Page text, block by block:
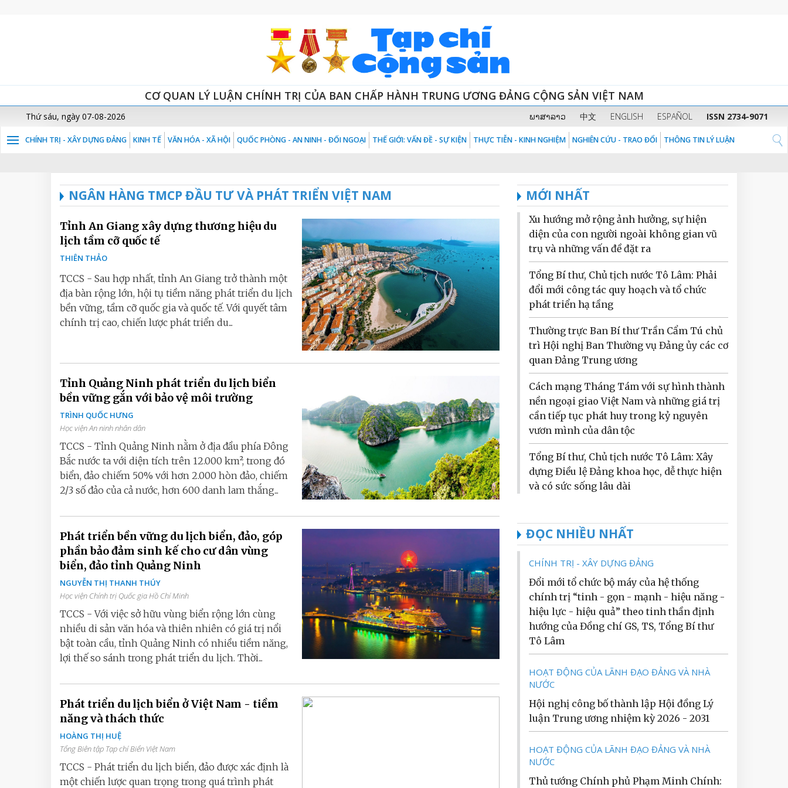
CƠ QUAN LÝ LUẬN CHÍNH TRỊ CỦA BAN CHẤP HÀNH TRUNG ƯƠNG ĐẢNG CỘNG SẢN VIỆT NAM
Thứ sáu, ngày 07-08-2026 ພາສາລາວ 中文 ENGLISH ESPAÑOL ISSN 2734-9071
CHÍNH TRỊ - XÂY DỰNG ĐẢNG KINH TẾ VĂN HÓA - XÃ HỘI QUỐC PHÒNG - AN NINH - ĐỐI NGOẠI THẾ GIỚI: VẤN ĐỀ - SỰ KIỆN THỰC TIỄN - KINH NGHIỆM NGHIÊN CỨU - TRAO ĐỔI THÔNG TIN LÝ LUẬN
NGÂN HÀNG TMCP ĐẦU TƯ VÀ PHÁT TRIỂN VIỆT NAM
Tỉnh An Giang xây dựng thương hiệu du
lịch tầm cỡ quốc tế
THIÊN THẢO
TCCS - Sau hợp nhất, tỉnh An Giang trở thành một
địa bàn rộng lớn, hội tụ tiềm năng phát triển du lịch
bền vững, tầm cỡ quốc gia và quốc tế. Với quyết tâm
chính trị cao, chiến lược phát triển du...
Tỉnh Quảng Ninh phát triển du lịch biển
bền vững gắn với bảo vệ môi trường
TRÌNH QUỐC HƯNG
Học viện An ninh nhân dân
TCCS - Tỉnh Quảng Ninh nằm ở địa đầu phía Đông
Bắc nước ta với diện tích trên 12.000 km², trong đó
biển, đảo chiếm 50% với hơn 2.000 hòn đảo, chiếm
2/3 số đảo của cả nước, hơn 600 danh lam thắng...
Phát triển bền vững du lịch biển, đảo, góp
phần bảo đảm sinh kế cho cư dân vùng
biển, đảo tỉnh Quảng Ninh
NGUYỄN THỊ THANH THÚY
Học viện Chính trị Quốc gia Hồ Chí Minh
TCCS - Với việc sở hữu vùng biển rộng lớn cùng
nhiều di sản văn hóa và thiên nhiên có giá trị nổi
bật toàn cầu, tỉnh Quảng Ninh có nhiều tiềm năng,
lợi thế so sánh trong phát triển du lịch. Thời...
Phát triển du lịch biển ở Việt Nam - tiềm
năng và thách thức
HOÀNG THỊ HUỆ
Tổng Biên tập Tạp chí Biển Việt Nam
TCCS - Phát triển du lịch biển, đảo được xác định là
một chiến lược quan trọng trong quá trình phát
MỚI NHẤT
Xu hướng mở rộng ảnh hưởng, sự hiện
diện của con người ngoài không gian vũ
trụ và những vấn đề đặt ra
Tổng Bí thư, Chủ tịch nước Tô Lâm: Phải
đổi mới công tác quy hoạch và tổ chức
phát triển hạ tầng
Thường trực Ban Bí thư Trần Cẩm Tú chủ
trì Hội nghị Ban Thường vụ Đảng ủy các cơ
quan Đảng Trung ương
Cách mạng Tháng Tám với sự hình thành
nền ngoại giao Việt Nam và những giá trị
cần tiếp tục phát huy trong kỷ nguyên
vươn mình của dân tộc
Tổng Bí thư, Chủ tịch nước Tô Lâm: Xây
dựng Điều lệ Đảng khoa học, dễ thực hiện
và có sức sống lâu dài
ĐỌC NHIỀU NHẤT
CHÍNH TRỊ - XÂY DỰNG ĐẢNG
Đổi mới tổ chức bộ máy của hệ thống
chính trị “tinh - gọn - mạnh - hiệu năng -
hiệu lực - hiệu quả” theo tinh thần định
hướng của Đồng chí GS, TS, Tổng Bí thư
Tô Lâm
HOẠT ĐỘNG CỦA LÃNH ĐẠO ĐẢNG VÀ NHÀ
NƯỚC
Hội nghị công bố thành lập Hội đồng Lý
luận Trung ương nhiệm kỳ 2026 - 2031
HOẠT ĐỘNG CỦA LÃNH ĐẠO ĐẢNG VÀ NHÀ
NƯỚC
Thủ tướng Chính phủ Phạm Minh Chính: